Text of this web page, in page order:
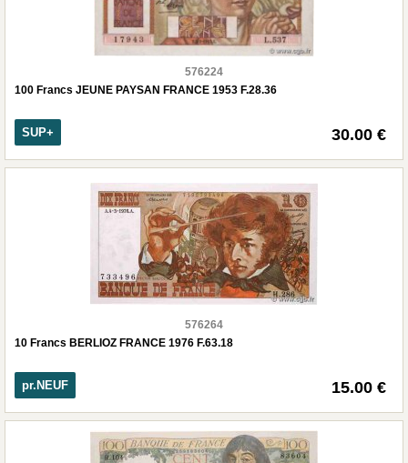
576224
100 Francs JEUNE PAYSAN FRANCE 1953 F.28.36
SUP+ 30.00 €
576264
10 Francs BERLIOZ FRANCE 1976 F.63.18
pr.NEUF 15.00 €